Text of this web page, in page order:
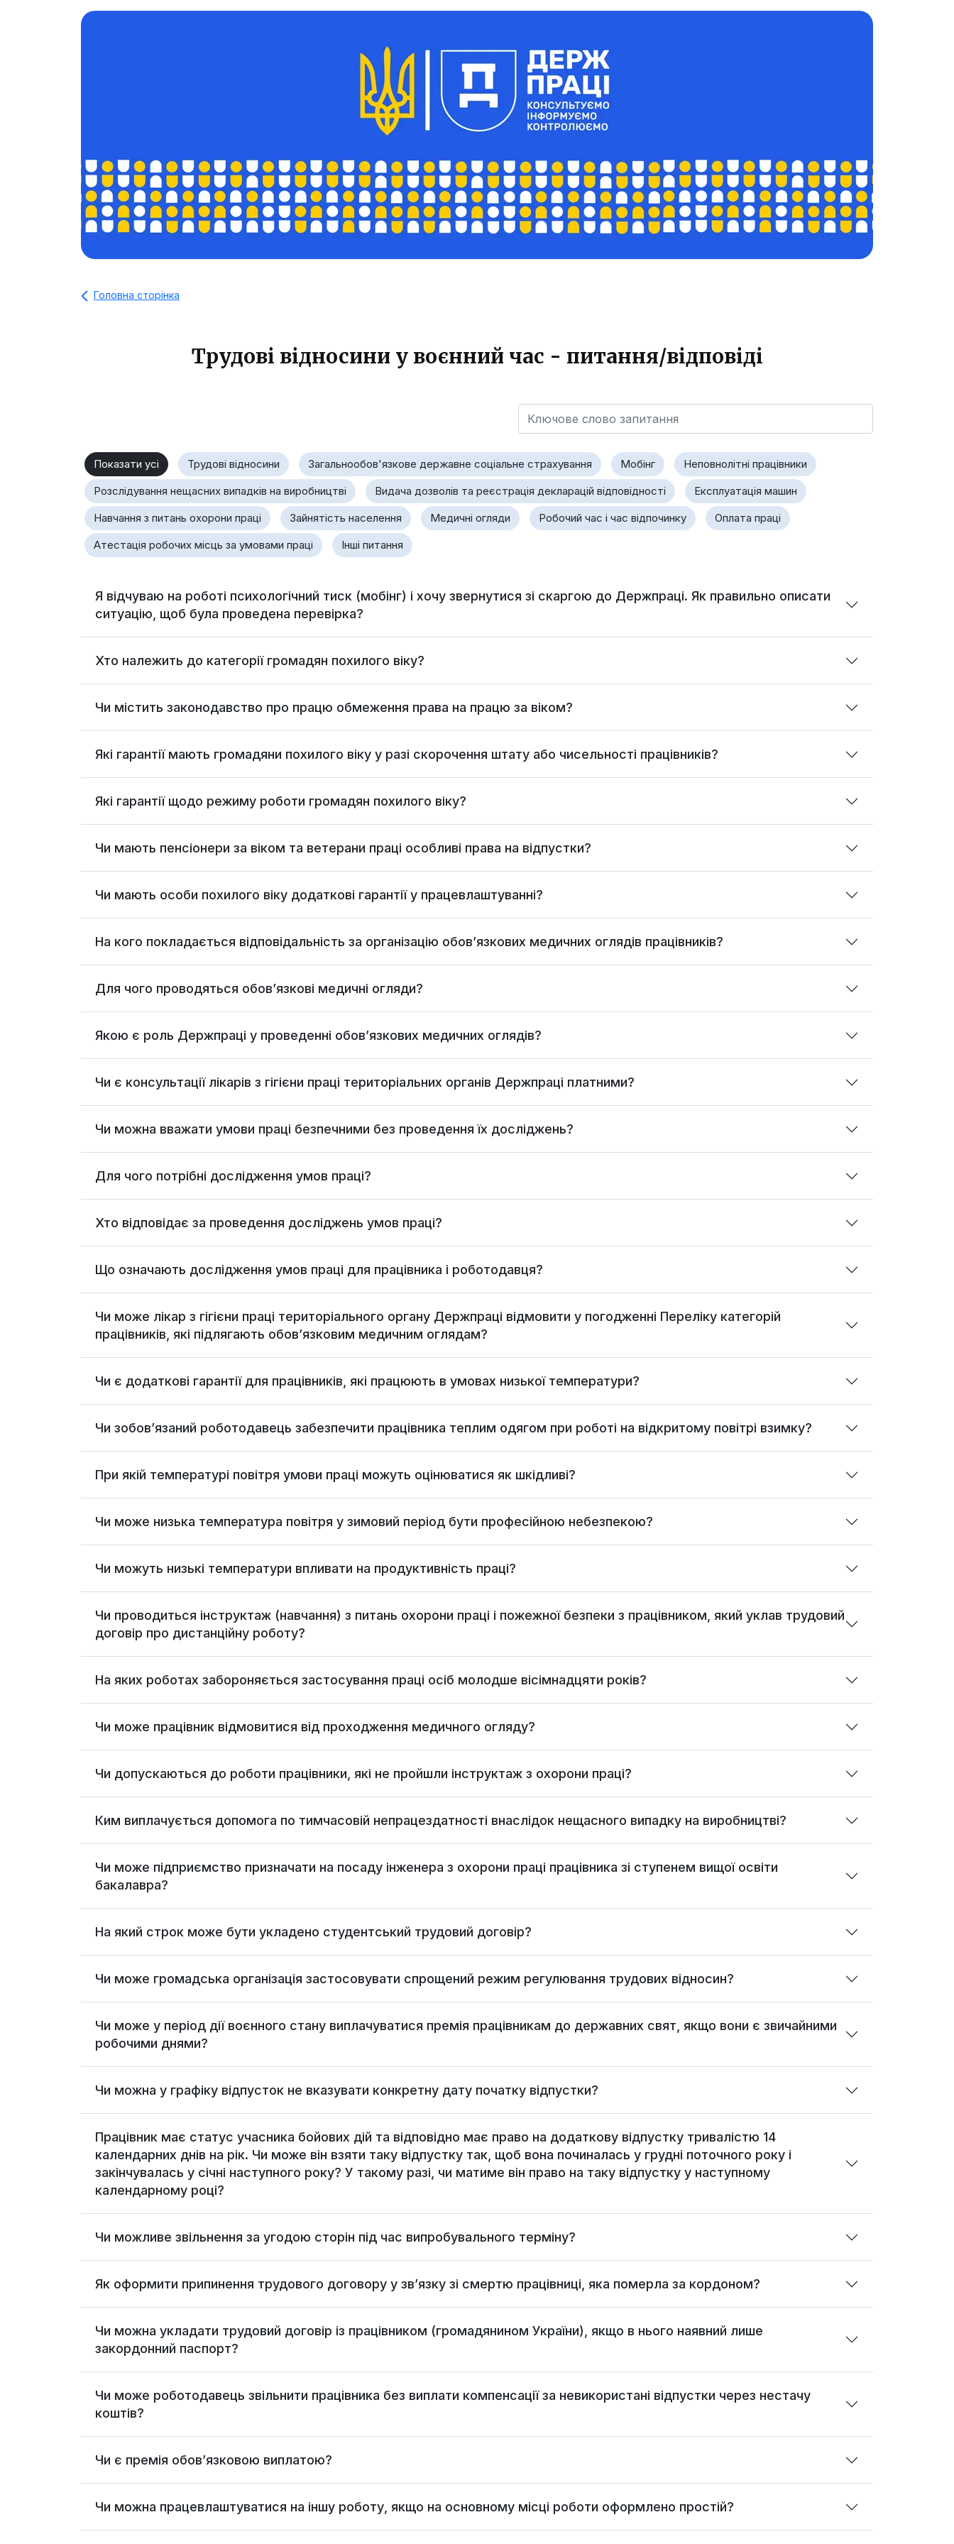
Головна сторінка
Трудові відносини у воєнний час - питання/відповіді
Показати усі Трудові відносини Загальнообов'язкове державне соціальне страхування Мобінг
Неповнолітні працівники
Розслідування нещасних випадків на виробництві
Видача дозволів та реєстрація декларацій відповідності
Експлуатація машин
Навчання з питань охорони праці
Зайнятість населення Медичні огляди Робочий час і час відпочинку
Оплата праці
Атестація робочих місць за умовами праці
Інші питання
Я відчуваю на роботі психологічний тиск (мобінг) і хочу звернутися зі скаргою до Держпраці. Як правильно описати
ситуацію, щоб була проведена перевірка?
Хто належить до категорії громадян похилого віку?
Чи містить законодавство про працю обмеження права на працю за віком?
Які гарантії мають громадяни похилого віку у разі скорочення штату або чисельності працівників?
Які гарантії щодо режиму роботи громадян похилого віку?
Чи мають пенсіонери за віком та ветерани праці особливі права на відпустки?
Чи мають особи похилого віку додаткові гарантії у працевлаштуванні?
На кого покладається відповідальність за організацію обов’язкових медичних оглядів працівників?
Для чого проводяться обов’язкові медичні огляди?
Якою є роль Держпраці у проведенні обов’язкових медичних оглядів?
Чи є консультації лікарів з гігієни праці територіальних органів Держпраці платними?
Чи можна вважати умови праці безпечними без проведення їх досліджень?
Для чого потрібні дослідження умов праці?
Хто відповідає за проведення досліджень умов праці?
Що означають дослідження умов праці для працівника і роботодавця?
Чи може лікар з гігієни праці територіального органу Держпраці відмовити у погодженні Переліку категорій
працівників, які підлягають обов’язковим медичним оглядам?
Чи є додаткові гарантії для працівників, які працюють в умовах низької температури?
Чи зобов’язаний роботодавець забезпечити працівника теплим одягом при роботі на відкритому повітрі взимку?
При якій температурі повітря умови праці можуть оцінюватися як шкідливі?
Чи може низька температура повітря у зимовий період бути професійною небезпекою?
Чи можуть низькі температури впливати на продуктивність праці?
Чи проводиться інструктаж (навчання) з питань охорони праці і пожежної безпеки з працівником, який уклав трудовий
договір про дистанційну роботу?
На яких роботах забороняється застосування праці осіб молодше вісімнадцяти років?
Чи може працівник відмовитися від проходження медичного огляду?
Чи допускаються до роботи працівники, які не пройшли інструктаж з охорони праці?
Ким виплачується допомога по тимчасовій непрацездатності внаслідок нещасного випадку на виробництві?
Чи може підприємство призначати на посаду інженера з охорони праці працівника зі ступенем вищої освіти
бакалавра?
На який строк може бути укладено студентський трудовий договір?
Чи може громадська організація застосовувати спрощений режим регулювання трудових відносин?
Чи може у період дії воєнного стану виплачуватися премія працівникам до державних свят, якщо вони є звичайними
робочими днями?
Чи можна у графіку відпусток не вказувати конкретну дату початку відпустки?
Працівник має статус учасника бойових дій та відповідно має право на додаткову відпустку тривалістю 14
календарних днів на рік. Чи може він взяти таку відпустку так, щоб вона починалась у грудні поточного року і
закінчувалась у січні наступного року? У такому разі, чи матиме він право на таку відпустку у наступному
календарному році?
Чи можливе звільнення за угодою сторін під час випробувального терміну?
Як оформити припинення трудового договору у зв’язку зі смертю працівниці, яка померла за кордоном?
Чи можна укладати трудовий договір із працівником (громадянином України), якщо в нього наявний лише
закордонний паспорт?
Чи може роботодавець звільнити працівника без виплати компенсації за невикористані відпустки через нестачу
коштів?
Чи є премія обов’язковою виплатою?
Чи можна працевлаштуватися на іншу роботу, якщо на основному місці роботи оформлено простій?